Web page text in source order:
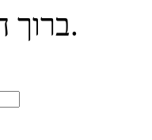
ברוך הירש 22, בני ברק.